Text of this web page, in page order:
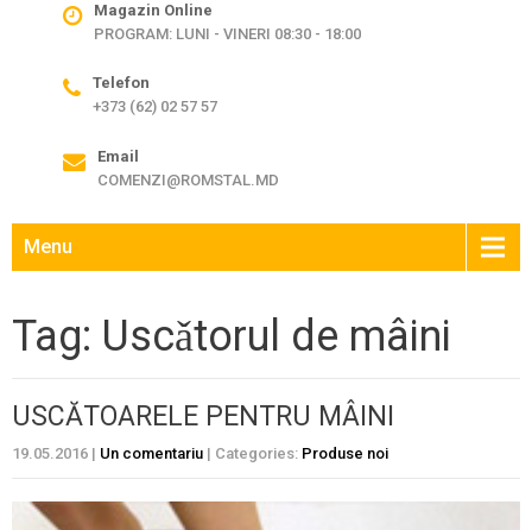
Magazin Online
PROGRAM: LUNI - VINERI 08:30 - 18:00
Telefon
+373 (62) 02 57 57
Email
COMENZI@ROMSTAL.MD
Menu
Tag: Uscǎtorul de mâini
USCĂTOARELE PENTRU MÂINI
19.05.2016 | Un comentariu | Categories: Produse noi